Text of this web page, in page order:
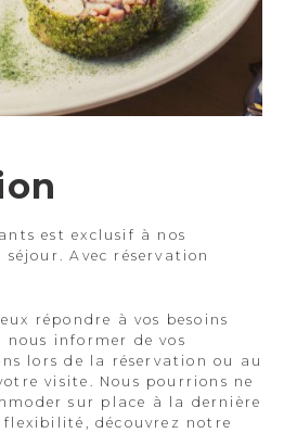
est exclusif à nos
Avec réservation
répondre à vos besoins
informer de vos
lors de la réservation ou au
visite. Nous pourrions ne
sur place à la dernière
découvrez notre